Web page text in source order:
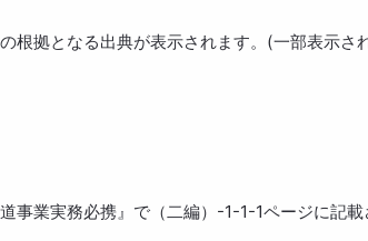
根拠となる出典が表示されます。(一部表示さ
事業実務必携』で（二編）-1-1-1ページに記